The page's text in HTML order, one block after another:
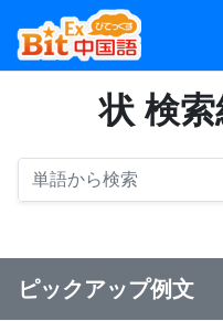
状 検
ピックアップ例文